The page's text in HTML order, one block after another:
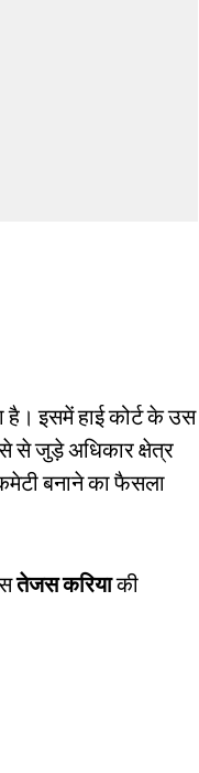
है। इसमें हाई कोर्ट के उस
से जुड़े अधिकार क्षेत्र
बनाने का फैसला
तेजस करियाकी